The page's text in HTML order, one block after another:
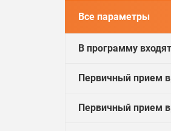
Все параметры
В программу
Первичный прием
Первичный прием